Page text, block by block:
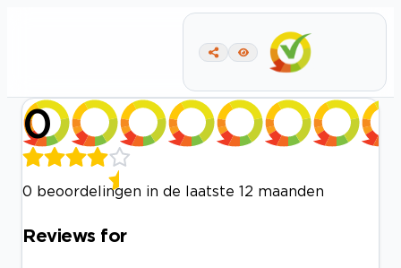
0
0 beoordelingen in de laatste 12 maanden
Reviews for